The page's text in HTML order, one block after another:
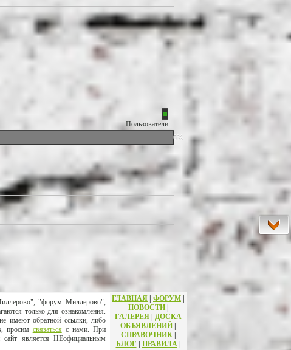
Пользователи
0%
"форум Миллерово",
только для ознакомления.
имеют обратной ссылки, либо
просим связатьсяс нами. При
сайт является НЕофициальным
ГЛАВНАЯ ФОРУМ
НОВОСТИ|
ГАЛЕРЕЯ
ДОСКА
ОБЪЯВЛЕНИЙ
СПРАВОЧНИК|
БЛОГ
ПРАВИЛА|